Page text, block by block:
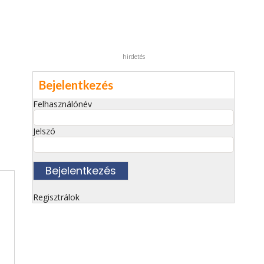
hirdetés
Bejelentkezés
Felhasználónév
Jelszó
Regisztrálok